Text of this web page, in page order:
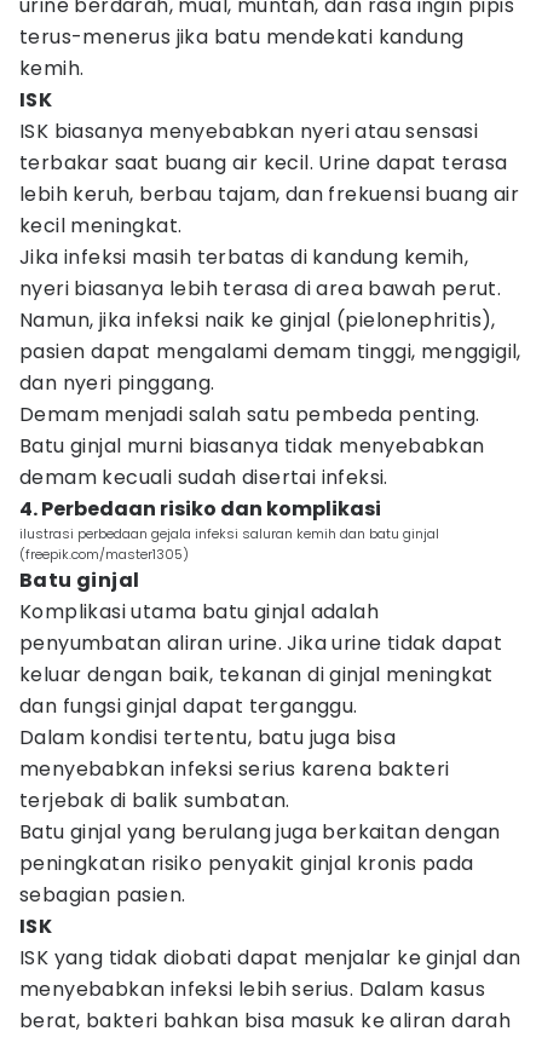
terus-menerus jika batu mendekati kandung
kemih.
ISK
ISK biasanya menyebabkan nyeri atau sensasi
terbakar saat buang air kecil. Urine dapat terasa
lebih keruh, berbau tajam, dan frekuensi buang air
kecil meningkat.
Jika infeksi masih terbatas di kandung kemih,
nyeri biasanya lebih terasa di area bawah perut.
Namun, jika infeksi naik ke ginjal (pielonephritis),
pasien dapat mengalami demam tinggi, menggigil,
dan nyeri pinggang.
Demam menjadi salah satu pembeda penting.
Batu ginjal murni biasanya tidak menyebabkan
demam kecuali sudah disertai infeksi.
4. Perbedaan risiko dan komplikasi
ilustrasi perbedaan gejala infeksi saluran kemih dan batu ginjal
(freepik.com/master1305)
Batu ginjal
Komplikasi utama batu ginjal adalah
penyumbatan aliran urine. Jika urine tidak dapat
keluar dengan baik, tekanan di ginjal meningkat
dan fungsi ginjal dapat terganggu.
Dalam kondisi tertentu, batu juga bisa
menyebabkan infeksi serius karena bakteri
terjebak di balik sumbatan.
Batu ginjal yang berulang juga berkaitan dengan
peningkatan risiko penyakit ginjal kronis pada
sebagian pasien.
ISK
ISK yang tidak diobati dapat menjalar ke ginjal dan
menyebabkan infeksi lebih serius. Dalam kasus
berat, bakteri bahkan bisa masuk ke aliran darah